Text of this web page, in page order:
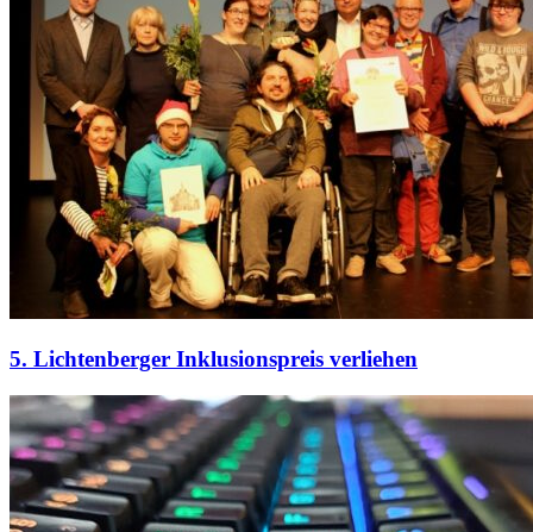
5. Lichtenberger Inklusionspreis verliehen